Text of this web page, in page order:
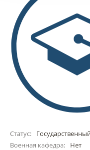
Статус:
Военная кафедра:
Нет